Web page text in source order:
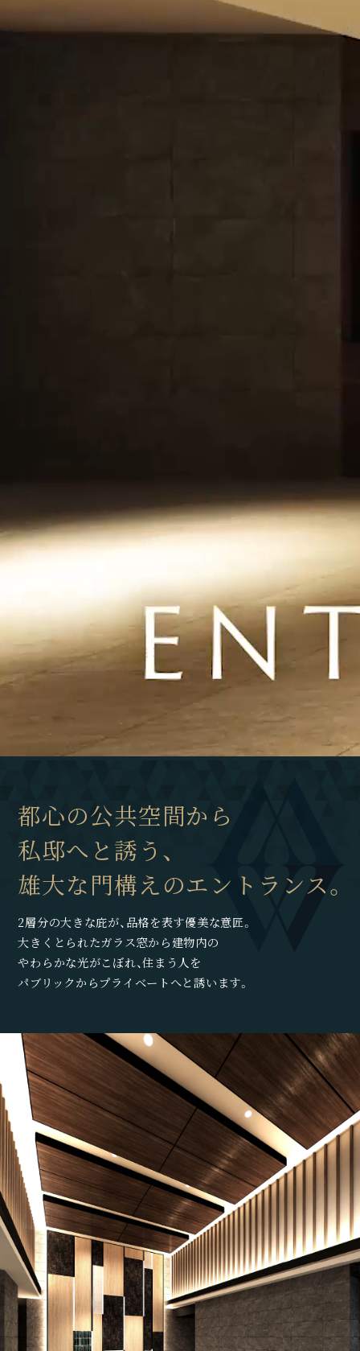
都心の公共空間から
私邸へと誘う、
雄大な門構えのエントランス。
2層分の大きな庇が、品格を表す優美な意匠。
大きくとられたガラス窓から建物内の
やわらかな光がこぼれ、住まう人を
パブリックからプライベートへと誘います。